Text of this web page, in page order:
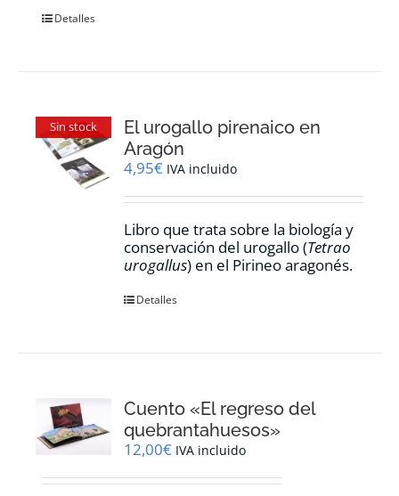
Detalles
Sin stock
El urogallo pirenaico en
Aragón
4,95€ IVA incluido
Libro que trata sobre la biología y
conservación del urogallo (Tetrao
urogallus) en el Pirineo aragonés.
Detalles
Cuento «El regreso del
quebrantahuesos»
12,00€ IVA incluido